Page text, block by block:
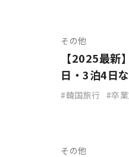
その他
【2025最新
日・3泊4日
韓国旅行 卒
その他